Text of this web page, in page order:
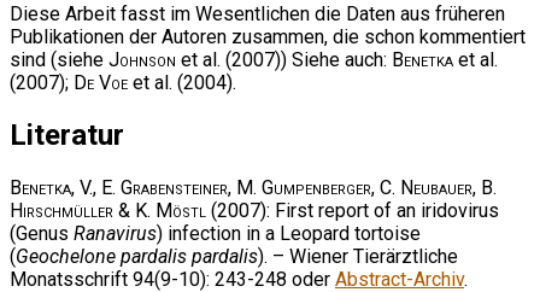
Diese Arbeit fasst im Wesentlichen die Daten aus früheren
Publikationen der Autoren zusammen, die schon kommentiert
sind (siehe Johnson et al. (2007)) Siehe auch: Benetka et al.
(2007); De Voe et al. (2004).
Literatur
Benetka, V., E. Grabensteiner, M. Gumpenberger, C. Neubauer, B.
Hirschmüller & K. Möstl (2007): First report of an iridovirus
(Genus Ranavirus) infection in a Leopard tortoise
(Geochelone pardalis pardalis). – Wiener Tierärztliche
Monatsschrift 94(9-10): 243-248 oder Abstract-Archiv.